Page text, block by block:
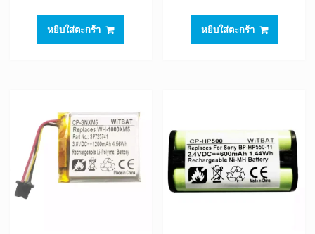
หยิบใส่ตะกร้า หยิบใส่ตะกร้า